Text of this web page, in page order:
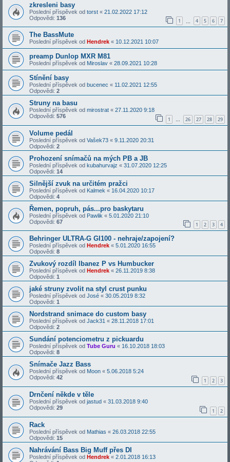
zkresleni basy
Poslední příspěvek od torst « 21.02.2022 17:12
Odpovědi: 136 1 4 5 6 7
The BassMute
Poslední příspěvek od Hendrek « 10.12.2021 10:07
preamp Dunlop MXR M81
Poslední příspěvek od Miroslav « 28.09.2021 10:28
Stínění basy
Poslední příspěvek od bucenec « 11.02.2021 12:55
Odpovědi: 2
Struny na basu
Poslední příspěvek od mirostrat « 27.11.2020 9:18
Odpovědi: 576 1 … 26 27 28 29
Volume pedál
Poslední příspěvek od Vašek73 « 9.11.2020 20:31
Odpovědi: 2
Prohození snímačů na mých PB a JB
Poslední příspěvek od kubahurvajz « 31.07.2020 12:25
Odpovědi: 14
Silnější zvuk na určitém pražci
Poslední příspěvek od Kalmek « 16.04.2020 10:17
Odpovědi: 4
Řemen, popruh, pás...pro baskytaru
Poslední příspěvek od Pawlik « 5.01.2020 21:10
Odpovědi: 67 1 2 3 4
Behringer ULTRA-G GI100 - nehraje/zapojení?
Poslední příspěvek od Hendrek « 5.01.2020 16:55
Odpovědi: 8
Zvukový rozdíl Ibanez P vs Humbucker
Poslední příspěvek od Hendrek « 26.11.2019 8:38
Odpovědi: 1
jaké struny zvolit na styl crust punku
Poslední příspěvek od José « 30.05.2019 8:32
Odpovědi: 1
Nordstrand snimace do custom basy
Poslední příspěvek od Jack31 « 28.11.2018 17:01
Odpovědi: 2
Sundání potenciometru z pickuardu
Poslední příspěvek od Tube Guru « 16.10.2018 18:03
Odpovědi: 8
Snímače Jazz Bass
Poslední příspěvek od Moon « 5.06.2018 5:24
Odpovědi: 42 1 2 3
Drnčení někde v těle
Poslední příspěvek od jastud « 31.03.2018 9:40
Odpovědi: 29 1 2
Rack
Poslední příspěvek od Mathias « 26.03.2018 22:55
Odpovědi: 15
Nahrávání Bass Big Muff přes DI
Poslední příspěvek od Hendrek « 2.01.2018 16:13